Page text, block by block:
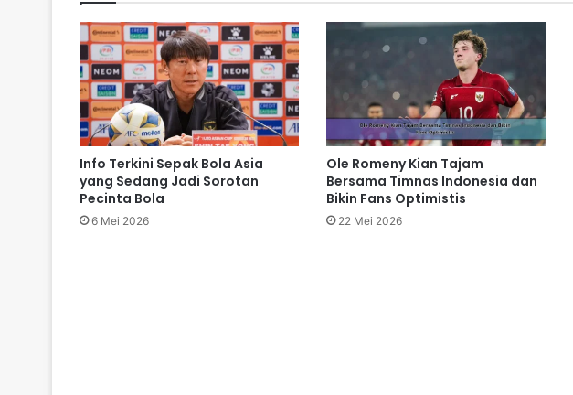
Info Terkini Sepak Bola Asia
yang Sedang Jadi Sorotan
Pecinta Bola
6 Mei 2026
Ole Romeny Kian Tajam
Bersama Timnas Indonesia dan
Bikin Fans Optimistis
22 Mei 2026